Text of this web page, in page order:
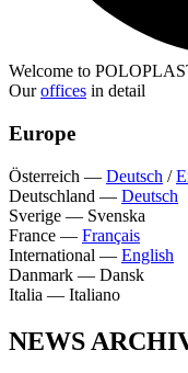
Welcome to
Ouroffices in detail
Europe
Österreich — Deutsch /
Deutschland — Deutsch
Sverige — Svenska
France — Français
International — English
Danmark — Dansk
Italia — Italiano
NEWS